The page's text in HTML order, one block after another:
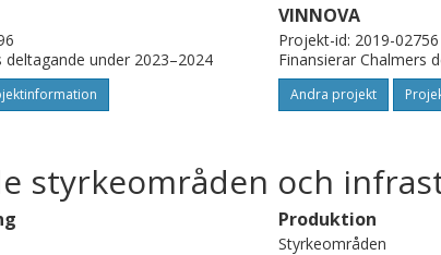
deltagande under 2023–2024
VINNOVA
Projekt-id: 2019-02756
Finansierar Chalmers
Andra projekt
styrkeområden och
Produktion
Styrkeområden